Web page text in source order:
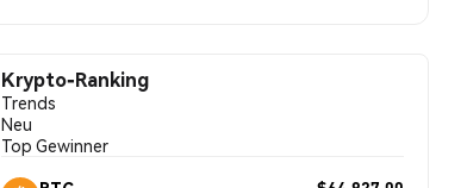
Krypto-Ranking
Trends
Neu
Top Gewinner